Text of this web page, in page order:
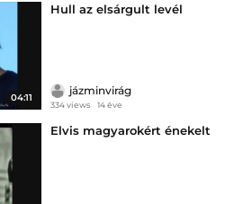
04:11
Hull az elsárgult levél
jázminvirág
334 views 14 éve
Elvis magyarokért énekelt